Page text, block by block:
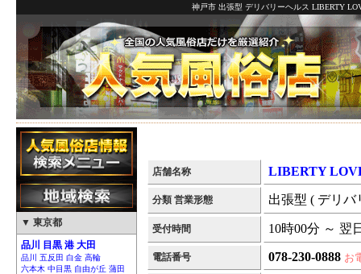
神戸市 出張型 デリバリーヘルス LIBERTY
▼ 東京都
品川 目黒 港 大田
品川 五反田 白金 高輪
六本木 中目黒 自由が丘 蒲田
店舗名称 LIBERTY
分類 営業形態 出張型 ( デリバ
受付時間 10時00分 ～ 翌
電話番号 078-230-0888 お